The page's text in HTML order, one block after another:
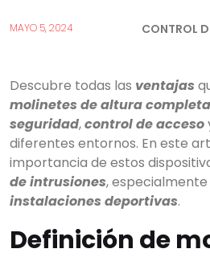
MAYO 5, 2024 CONTROL
Descubre todas las ventajas
molinetes de altura completa
seguridad,control de acceso
diferentes entornos. En este
importancia de estos
de intrusiones,
instalaciones deportivas.
Definición de